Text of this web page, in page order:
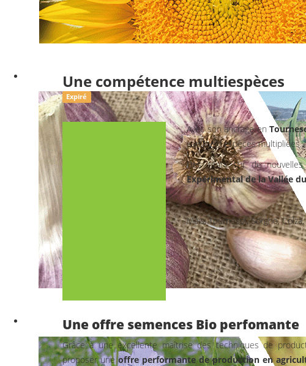
Une compétence multiespèces
Expiré
Avec son ancrage en
gamme d’espèces multipliées.
Des tests sur de
Expérimental de la Vallée
Maïs, Tournesol, Sorgho,
Une offre semences Bio perfomante
Grâce à une excellente maîtrise des techniques de
proposer uneoffre performante de production en